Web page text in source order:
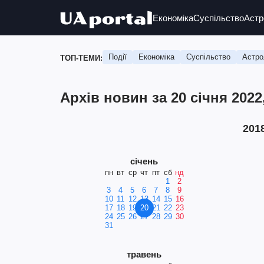
ЕкономікаСуспільство
ТОП-ТЕМИ: Події Економіка Суспільство
Архів новин за 20 січня
січень
пн вт ср чт пт сб нд
1
2
3
4 5 6 7 8
9
10 11 12 13 14 15 16
17 18 19 20 21 22 23
24 25 26 27 28 29 30
31
травень